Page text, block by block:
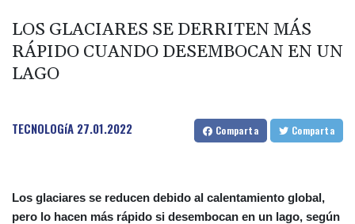
LOS GLACIARES SE DERRITEN MÁS
RÁPIDO CUANDO DESEMBOCAN EN UN
LAGO
TECNOLOGíA 27.01.2022 Comparta Comparta
Los glaciares se reducen debido al calentamiento global,
pero lo hacen más rápido si desembocan en un lago, según